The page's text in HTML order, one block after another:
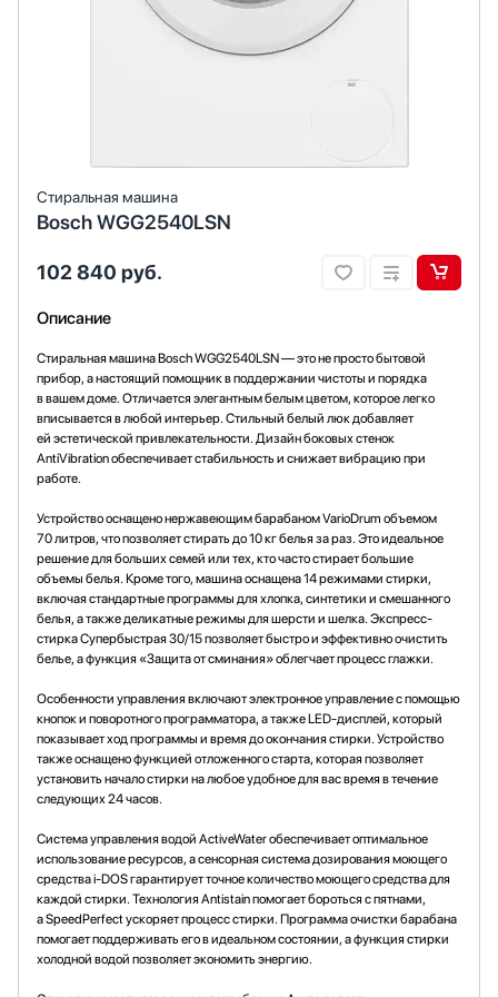
Стиральная машина
Bosch WGG2540LSN
102 840 руб.
Описание
Стиральная машина Bosch WGG2540LSN — это не просто бытовой
прибор, а настоящий помощник в поддержании чистоты и порядка
в вашем доме. Отличается элегантным белым цветом, которое легко
вписывается в любой интерьер. Стильный белый люк добавляет
ей эстетической привлекательности. Дизайн боковых стенок
AntiVibration обеспечивает стабильность и снижает вибрацию при
работе.
Устройство оснащено нержавеющим барабаном VarioDrum объемом
70 литров, что позволяет стирать до 10 кг белья за раз. Это идеальное
решение для больших семей или тех, кто часто стирает большие
объемы белья. Кроме того, машина оснащена 14 режимами стирки,
включая стандартные программы для хлопка, синтетики и смешанного
белья, а также деликатные режимы для шерсти и шелка. Экспресс-
стирка Супербыстрая 30/15 позволяет быстро и эффективно очистить
белье, а функция «Защита от сминания» облегчает процесс глажки.
Особенности управления включают электронное управление с помощью
кнопок и поворотного программатора, а также LED-дисплей, который
показывает ход программы и время до окончания стирки. Устройство
также оснащено функцией отложенного старта, которая позволяет
установить начало стирки на любое удобное для вас время в течение
следующих 24 часов.
Система управления водой ActiveWater обеспечивает оптимальное
использование ресурсов, а сенсорная система дозирования моющего
средства i-DOS гарантирует точное количество моющего средства для
каждой стирки. Технология Antistain помогает бороться с пятнами,
а SpeedPerfect ускоряет процесс стирки. Программа очистки барабана
помогает поддерживать его в идеальном состоянии, а функция стирки
холодной водой позволяет экономить энергию.